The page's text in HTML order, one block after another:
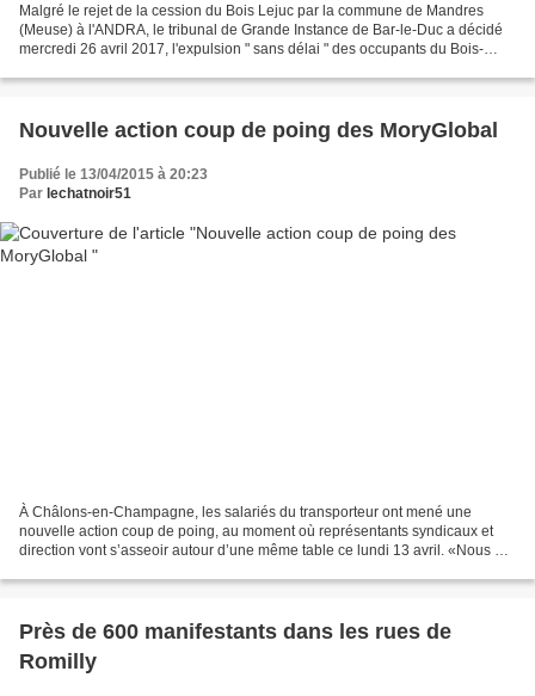
Malgré le rejet de la cession du Bois Lejuc par la commune de Mandres
(Meuse) à l'ANDRA, le tribunal de Grande Instance de Bar-le-Duc a décidé
mercredi 26 avril 2017, l'expulsion " sans délai " des occupants du Bois-
Nouvelle action coup de poing des MoryGlobal
Publié le 13/04/2015 à 20:23
Par lechatnoir51
À Châlons-en-Champagne, les salariés du transporteur ont mené une
nouvelle action coup de poing, au moment où représentants syndicaux et
direction vont s’asseoir autour d’une même table ce lundi 13 avril. «Nous ne
Près de 600 manifestants dans les rues de
Romilly